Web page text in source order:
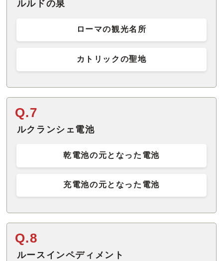
ルルドの泉
ローマの観光名所
カトリックの聖地
Q.7
ルクランシェ電池
乾電池の元となった電池
充電池の元となった電池
Q.8
ルースインペディメント